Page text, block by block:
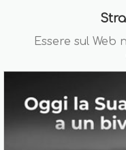
Essere sul